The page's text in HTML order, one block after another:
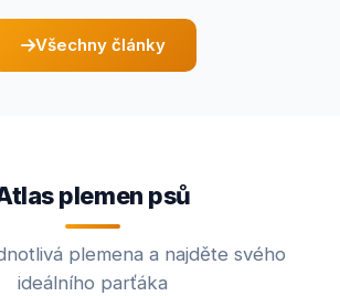
Všechny články
plemen psů
plemena a najděte svého
ideálního parťáka